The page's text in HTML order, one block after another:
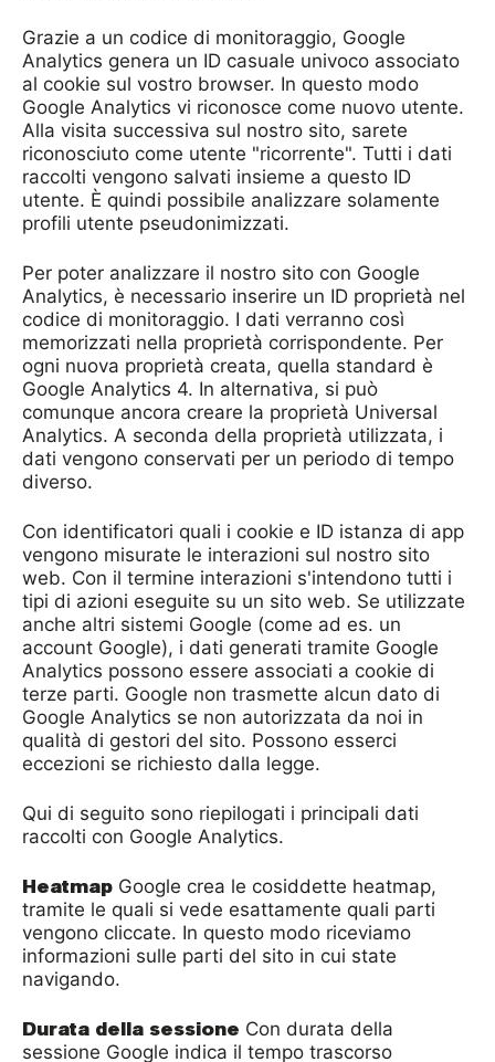
Grazie a un codice di monitoraggio, Google
Analytics genera un ID casuale univoco associato
al cookie sul vostro browser. In questo modo
Google Analytics vi riconosce come nuovo utente.
Alla visita successiva sul nostro sito, sarete
riconosciuto come utente "ricorrente". Tutti i dati
raccolti vengono salvati insieme a questo ID
utente. È quindi possibile analizzare solamente
profili utente pseudonimizzati.
Per poter analizzare il nostro sito con Google
Analytics, è necessario inserire un ID proprietà nel
codice di monitoraggio. I dati verranno così
memorizzati nella proprietà corrispondente. Per
ogni nuova proprietà creata, quella standard è
Google Analytics 4. In alternativa, si può
comunque ancora creare la proprietà Universal
Analytics. A seconda della proprietà utilizzata, i
dati vengono conservati per un periodo di tempo
diverso.
Con identificatori quali i cookie e ID istanza di app
vengono misurate le interazioni sul nostro sito
web. Con il termine interazioni s'intendono tutti i
tipi di azioni eseguite su un sito web. Se utilizzate
anche altri sistemi Google (come ad es. un
account Google), i dati generati tramite Google
Analytics possono essere associati a cookie di
terze parti. Google non trasmette alcun dato di
Google Analytics se non autorizzata da noi in
qualità di gestori del sito. Possono esserci
eccezioni se richiesto dalla legge.
Qui di seguito sono riepilogati i principali dati
raccolti con Google Analytics.
Heatmap Google crea le cosiddette heatmap,
tramite le quali si vede esattamente quali parti
vengono cliccate. In questo modo riceviamo
informazioni sulle parti del sito in cui state
navigando.
Durata della sessione Con durata della
sessione Google indica il tempo trascorso